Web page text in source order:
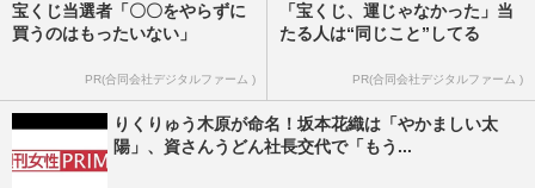
宝くじ当選者「〇〇をやらずに
買うのはもったいない」
PR(合同会社デジタルファーム )
「宝くじ、運じゃなかった」当
たる人は“同じこと”してる
PR(合同会社デジタルファーム )
りくりゅう木原が命名！坂本花織は「やかましい太
陽」、資さんうどん社長交代で「もう...